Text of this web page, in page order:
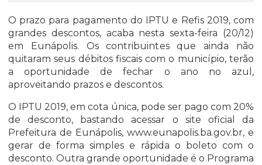
O prazo para pagamento do IPTU e Refis 2019, com
grandes descontos, acaba nesta sexta-feira (20/12)
em Eunápolis. Os contribuintes que ainda não
quitaram seus débitos fiscais com o município, terão
a oportunidade de fechar o ano no azul,
aproveitando prazos e descontos.
O IPTU 2019, em cota única, pode ser pago com 20%
de desconto, bastando acessar o site oficial da
Prefeitura de Eunápolis, www.eunapolis.ba.gov.br, e
gerar de forma simples e rápida o boleto com o
desconto. Outra grande oportunidade é o Programa